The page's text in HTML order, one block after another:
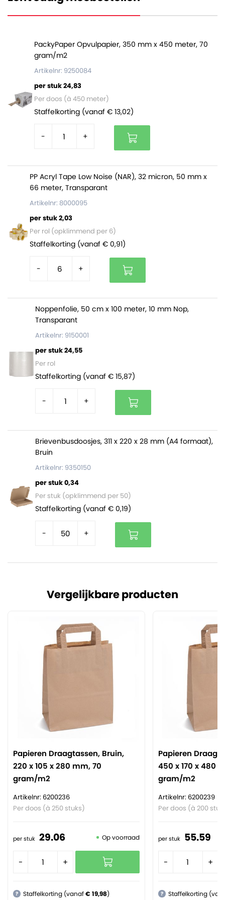
Papieren draagtassen:
Hebben vlakke handgrepen
Zijn ideaal om producten in mee te geven aan uw
klant
Zijn een duurzame keuze en niet schadelijk voor
het milieu
PackyPaper Opvulpapier, 350 mm x 450 meter, 70
gram/m2
Artikelnr: 9250084
per stuk 24,83
Per doos (à 450 meter)
Staffelkorting (vanaf € 13,02)
- +
PP Acryl Tape Low Noise (NAR), 32 micron, 50 mm x
66 meter, Transparant
Artikelnr: 8000095
per stuk 2,03
Per rol (opklimmend per 6)
Staffelkorting (vanaf € 0,91)
- +
Noppenfolie, 50 cm x 100 meter, 10 mm Nop,
Transparant
Artikelnr: 9150001
per stuk 24,55
Per rol
Staffelkorting (vanaf € 15,87)
- +
Brievenbusdoosjes, 311 x 220 x 28 mm (A4 formaat),
Bruin
Artikelnr: 9350150
per stuk 0,34
Per stuk (opklimmend per 50)
Staffelkorting (vanaf € 0,19)
- +
Vergelijkbare producten
Papieren Draagtassen, Bruin,
220 x 105 x 280 mm, 70
gram/m2
Artikelnr: 6200236
Per doos (à 250 stuks)
per stuk 29.06 Op voorraad
- +
? Staffelkorting (vanaf€ 19,98)
Papieren
450 x 170 x 480
gram/m2
Artikelnr: 6200239
Per doos (à 200
per stuk 55.59
- +
?
Staffelkorting